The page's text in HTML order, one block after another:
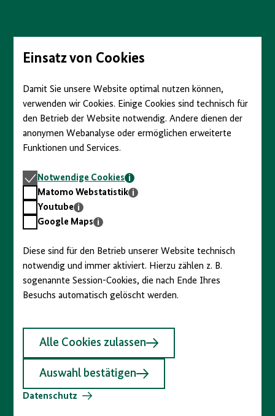
Seiteninhalt
springenEinsatz von Cookies
Damit Sie unsere Website optimal nutzen können,
verwenden wir Cookies. Einige Cookies sind technisch für
den Betrieb der Website notwendig. Andere dienen der
anonymen Webanalyse oder ermöglichen erweiterte
Funktionen und Services.
Notwendige
Cookies
Notwendige Cookies
Matomo
Webstatistik
Matomo Webstatistik
Youtube
Youtube
GoogleGoogle Maps
Diese sind für den Betrieb unserer Website technisch
notwendig und immer aktiviert. Hierzu zählen z. B.
sogenannte Session-Cookies, die nach Ende Ihres
Besuchs automatisch gelöscht werden.
Alle Cookies zulassen
Auswahl bestätigen
Datenschutz